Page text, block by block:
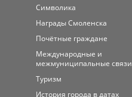
Символика
Награды Смоленска
Почётные граждане
Международные и
межмуниципальные связи
Туризм
История города в датах